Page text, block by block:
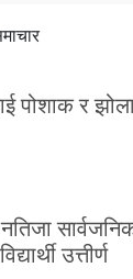
पोशाक र
उत्तीर्ण